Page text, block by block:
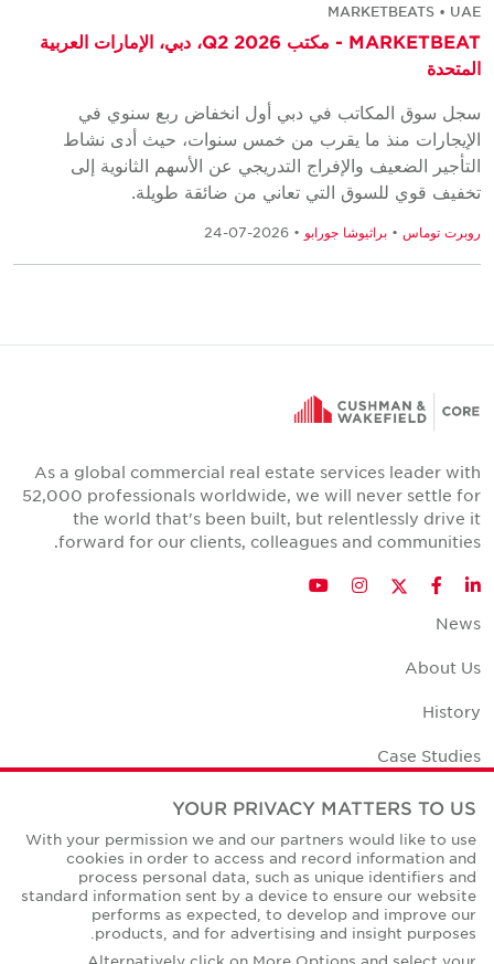
MARKETBEATS • UAE
MARKETBEAT - مكتب Q2 2026، دبي، الإمارات العربية
المتحدة
سجل سوق المكاتب في دبي أول انخفاض ربع سنوي في
الإيجارات منذ ما يقرب من خمس سنوات، حيث أدى نشاط
التأجير الضعيف والإفراج التدريجي عن الأسهم الثانوية إلى
تخفيف قوي للسوق التي تعاني من ضائقة طويلة.
روبرت توماس • براثيوشا جورابو • 2026-07-24
As a global commercial real estate services leader with
52,000 professionals worldwide, we will never settle for
the world that's been built, but relentlessly drive it
forward for our clients, colleagues and communities.
LinkedIn
Facebook
Twitter
Instagram
YouTube
News
About Us
History
Case Studies
Office Space Calculator
Careers
Contact Us
Office Locations
YOUR PRIVACY MATTERS TO US
With your permission we and our partners would like to use
cookies in order to access and record information and
process personal data, such as unique identifiers and
standard information sent by a device to ensure our website
performs as expected, to develop and improve our
products, and for advertising and insight purposes.
Alternatively click on More Options and select your